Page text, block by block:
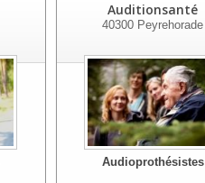
Auditionsanté
40300 Peyrehorade
Audioprothésistes